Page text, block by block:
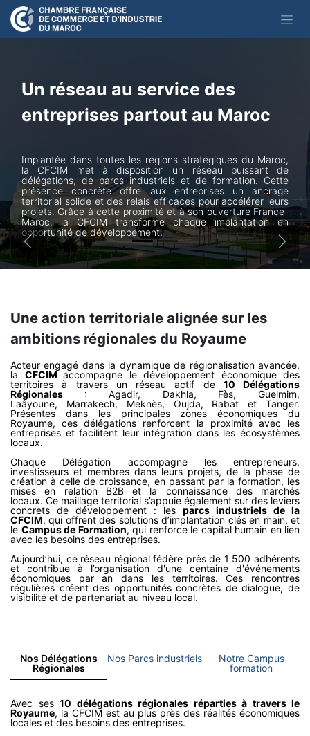
Se rendre au contenu
Un réseau au service des
entreprises partout au Maroc
Implantée dans toutes les régions stratégiques du Maroc,
la CFCIM met à disposition un réseau puissant de
délégations, de parcs industriels et de formation. Cette
présence concrète offre aux entreprises un ancrage
territorial solide et des relais efficaces pour accélérer leurs
projets. Grâce à cette proximité et à son ouverture France-
Maroc, la CFCIM transforme chaque implantation en
opportunité de développement.
Précédent
Une action territoriale alignée sur les
ambitions régionales du Royaume
Acteur engagé dans la dynamique de régionalisation avancée,
la CFCIM accompagne le développement économique des
territoires à travers un réseau actif de 10 Délégations
Régionales : Agadir, Dakhla, Fès, Guelmim,
Laâyoune, Marrakech, Meknès, Oujda, Rabat et Tanger.
Présentes dans les principales zones économiques du
Royaume, ces délégations renforcent la proximité avec les
entreprises et facilitent leur intégration dans les écosystèmes
locaux.
Chaque Délégation accompagne les entrepreneurs,
investisseurs et membres dans leurs projets, de la phase de
création à celle de croissance, en passant par la formation, les
mises en relation B2B et la connaissance des marchés
locaux. Ce maillage territorial s’appuie également sur des leviers
concrets de développement : les parcs industriels de la
CFCIM, qui offrent des solutions d’implantation clés en main, et
le Campus de Formation, qui renforce le capital humain en lien
avec les besoins des entreprises.
Aujourd’hui, ce réseau régional fédère près de 1 500 adhérents
et contribue à l’organisation d'une centaine d'événements
économiques par an dans les territoires. Ces rencontres
régulières créent des opportunités concrètes de dialogue, de
visibilité et de partenariat au niveau local.
Nos Délégations
Régionales
Nos Parcs industriels
Notre Campus
formation
Avec ses 10 délégations régionales réparties à travers le
Royaume, la CFCIM est au plus près des réalités économiques
locales et des besoins des entreprises.